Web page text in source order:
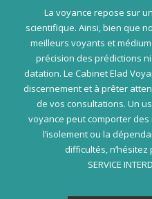
La voyance repose sur
scientifique. Ainsi, bien que
meilleurs voyants et
précision des prédictions
datation. Le Cabinet Elad
discernement et à prêter
de vos consultations. Un
voyance peut comporter
l’isolement ou la
difficultés,
SERVICE